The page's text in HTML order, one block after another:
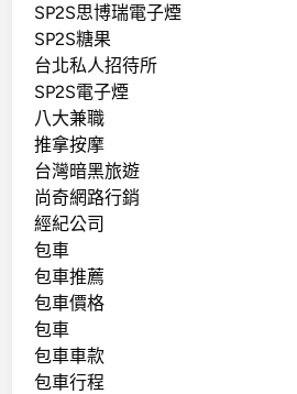
SP2S思博瑞電子煙
SP2S糖果
台北私人招待所
SP2S電子煙
八大兼職
推拿按摩
台灣暗黑旅遊
尚奇網路行銷
經紀公司
包車
包車推薦
包車價格
包車
包車車款
包車行程